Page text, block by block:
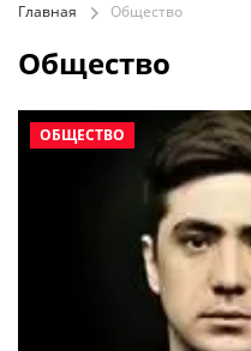
Главная Общество
Общество
ОБЩЕСТВО